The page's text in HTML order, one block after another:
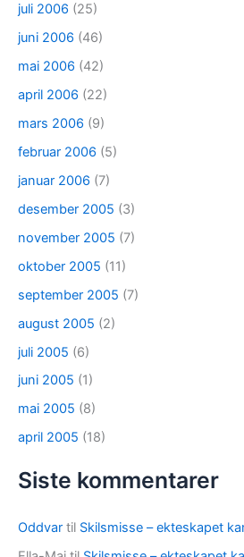
juli 2006 (25)
juni 2006 (46)
mai 2006 (42)
april 2006 (22)
mars 2006 (9)
februar 2006 (5)
januar 2006 (7)
desember 2005 (3)
november 2005 (7)
oktober 2005 (11)
september 2005 (7)
august 2005 (2)
juli 2005 (6)
juni 2005 (1)
mai 2005 (8)
april 2005 (18)
Siste kommentarer
Oddvar til Skilsmisse – ekteskapet